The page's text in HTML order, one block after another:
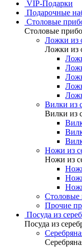
VIP-Подарки
Подарочные
Столовые
Столовые
Ложки из
Ложки из
Вилки из
Вилки из
Ножи из
Ножи из
Столовые
Прочие
Посуда из
Посуда из